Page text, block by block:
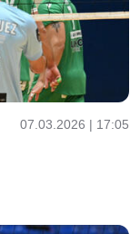
07.03.2026 | 17:05